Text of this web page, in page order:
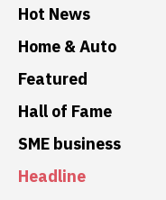
Hot News
Home & Auto
Featured
Hall of Fame
SME business
Headline